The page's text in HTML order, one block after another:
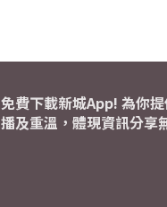
免費下載新城App! 為你
播及重溫，體現資訊分享